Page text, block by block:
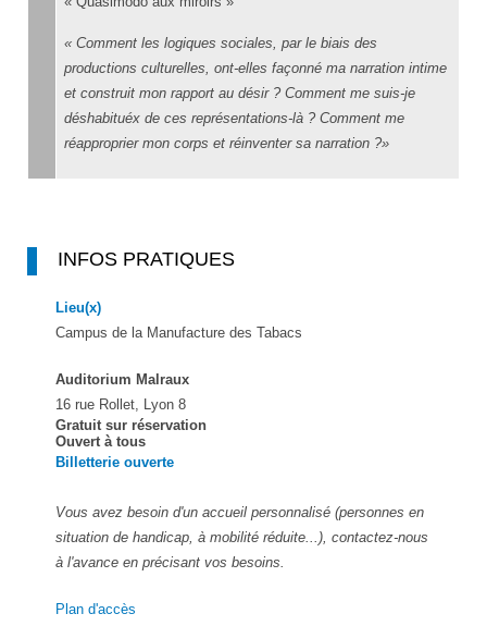
Comment les logiques sociales, par le biais des
productions culturelles, ont-elles façonné ma narration intime
et construit mon rapport au désir ? Comment me suis-je
déshabituéx de ces représentations-là ? Comment me
réapproprier mon corps et réinventer sa narration ?
INFOS PRATIQUES
Lieu(x)
Campus de la Manufacture des Tabacs
Auditorium Malraux
16 rue Rollet, Lyon 8
Gratuit sur réservation
Ouvert à tous
Billetterie ouverte
Vous avez besoin d'un accueil personnalisé (personnes en
situation de handicap, à mobilité réduite...), contactez-nous
à l'avance en précisant vos besoins.
Plan d'accès